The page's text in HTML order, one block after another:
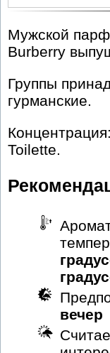
Мужской
Burberry
Группы
гурманские.
Toilette.
вечер